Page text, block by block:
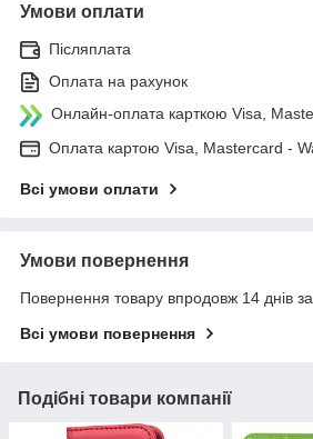
Умови оплати
Післяплата
Оплата на рахунок
Онлайн-оплата карткою Visa,
Оплата картою Visa, Mastercard -
Всі умови оплати
Умови повернення
Повернення товару впродовж 14 днів
Всі умови повернення
Подібні товари компанії